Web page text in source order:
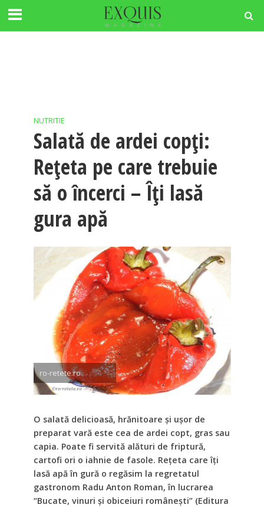
NUTRITIE
Salată de ardei copți:
Rețeta pe care trebuie
să o încerci – Îți lasă
gura apă
ro-retete.ro
O salată delicioasă, hrănitoare şi uşor de
preparat vară este cea de ardei copt, gras sau
capia. Poate fi servită alături de friptură,
cartofi ori o iahnie de fasole. Reţeta care îţi
lasă apă în gură o regăsim la regretatul
gastronom Radu Anton Roman, în lucrarea
“Bucate, vinuri şi obiceiuri româneşti” (Editura